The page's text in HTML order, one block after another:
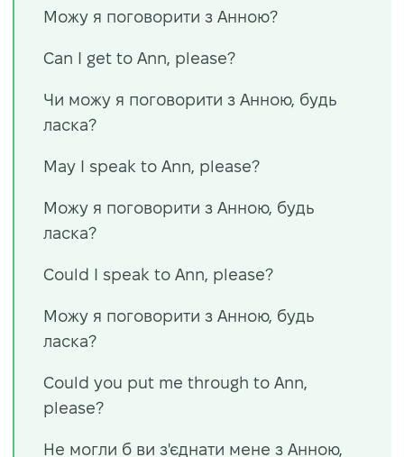
Можу я поговорити з Анною?
Can I get to Ann, please?
Чи можу я поговорити з Анною, будь
ласка?
May I speak to Ann, please?
Можу я поговорити з Анною, будь
ласка?
Could I speak to Ann, please?
Можу я поговорити з Анною, будь
ласка?
Could you put me through to Ann,
please?
Не могли б ви з'єднати мене з Анною,